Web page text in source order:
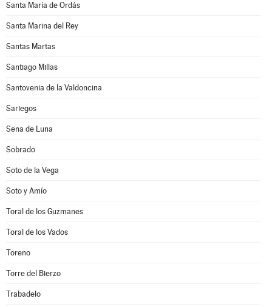
Santa María de Ordás
Santa Marina del Rey
Santas Martas
Santiago Millas
Santovenia de la Valdoncina
Sariegos
Sena de Luna
Sobrado
Soto de la Vega
Soto y Amío
Toral de los Guzmanes
Toral de los Vados
Toreno
Torre del Bierzo
Trabadelo